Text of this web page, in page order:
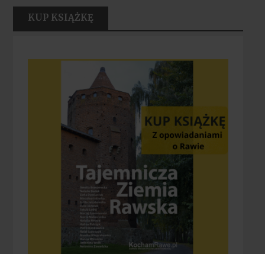
KUP KSIĄŻKĘ